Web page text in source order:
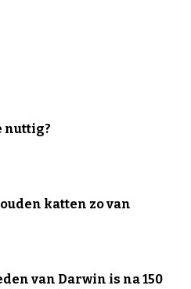
nuttig?
katten zo van
van Darwin is na 150